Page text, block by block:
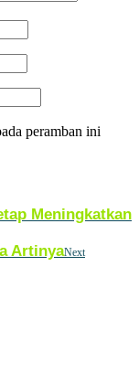
peramban ini
Meningkatkan
ArtinyaNext